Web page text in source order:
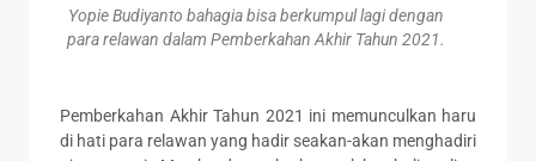
Yopie Budiyanto bahagia bisa berkumpul lagi dengan
para relawan dalam Pemberkahan Akhir Tahun 2021.
Pemberkahan Akhir Tahun 2021 ini memunculkan haru
di hati para relawan yang hadir seakan-akan menghadiri